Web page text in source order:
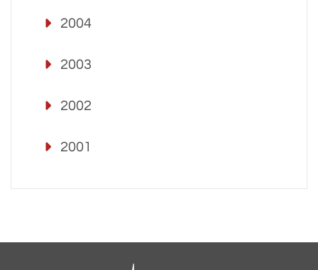
2004
2003
2002
2001